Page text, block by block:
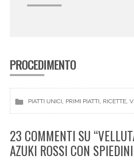
PROCEDIMENTO
PIATTI UNICI, PRIMI PIATTI, RICETTE,
23 COMMENTI SU
AZUKI ROSSI CON